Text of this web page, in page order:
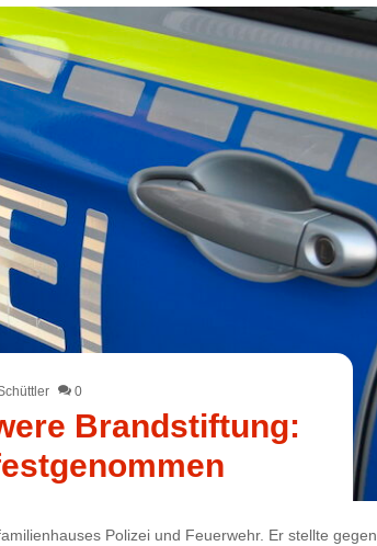
0
Brandstiftung:
Polizei und Feuerwehr. Er stellte gegen